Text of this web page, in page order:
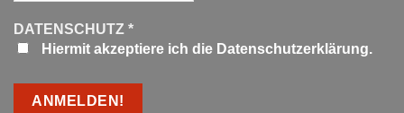
DATENSCHUTZ *
Hiermit akzeptiere ich die Datenschutzerklärung.